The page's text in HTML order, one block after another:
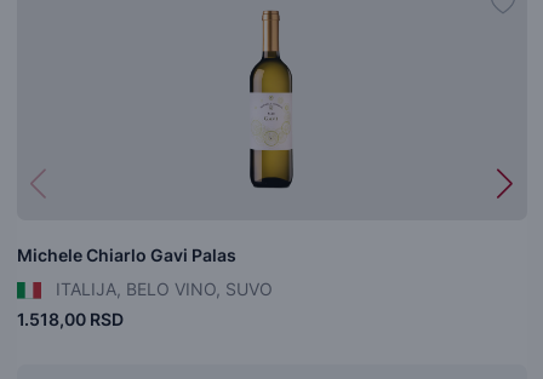
Michele Chiarlo Gavi Palas
ITALIJA, BELO VINO, SUVO
1.518,00 RSD